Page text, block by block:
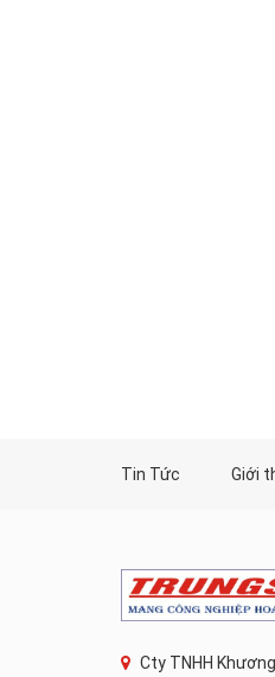
Tin Tức Giới
Cty TNHH